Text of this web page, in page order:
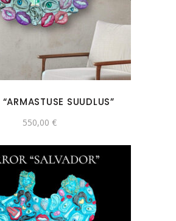
“ARMASTUSE SUUDLUS”
550,00 €